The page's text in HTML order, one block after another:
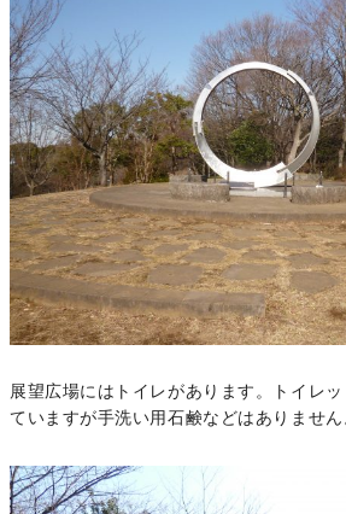
展望広場にはトイレがあります。トイレ
ていますが手洗い用石鹸などはありません